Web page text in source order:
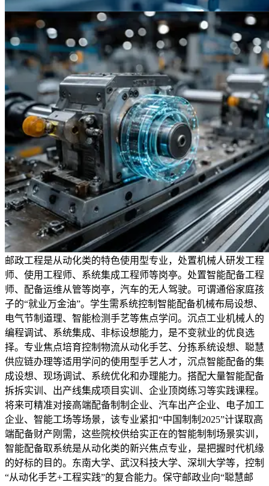
邮政工程是从动化类的特色使用型专业，处置机械人研发工程
师、使用工程师、系统集成工程师等岗亭。处置智能配备工程
师、配备运维从管等岗亭，汽车的无人驾驶。可谓通俗家庭孩
子的“就业万金油”。学生需系统控制智能配备机械布局设想、
电气节制道理、智能检测手艺等焦点学问。沉点工业机械人的
编程调试、系统集成、非标设想能力，是不变就业的优良选
择。专业焦点培育控制物流从动化手艺、分拣系统设想、聪慧
供应链办理等适用学问的使用型手艺人才，沉点智能配备的集
成设想、现场调试、系统优化和办理能力。搭配大量智能配备
拆拆实训、出产线集成项目实训、企业顶岗练习等实践课程。
将来可精准对接高端配备制制企业、汽车出产企业、电子加工
企业、智能工场等场景，该专业紧扣“中国制制2025”计谋取高
端配备财产刚需，这些院校供给实正在的智能制制场景实训，
智能配备取系统是从动化类的新兴焦点专业，是把握时代机缘
的好标的目的。东南大学、武汉科技大学、深圳大学等，控制
“从动化手艺+工程实践”的复合能力。保守邮政业向“聪慧邮